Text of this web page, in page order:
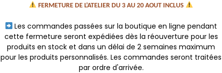
FERMETURE DE L'ATELIER DU 3 AU 20 AOUT INCLUS
Les commandes passées sur la boutique en ligne pendant
cette fermeture seront expédiées dès la réouverture pour les
produits en stock et dans un délai de 2 semaines maximum
pour les produits personnalisés. Les commandes seront traitées
par ordre d'arrivée.